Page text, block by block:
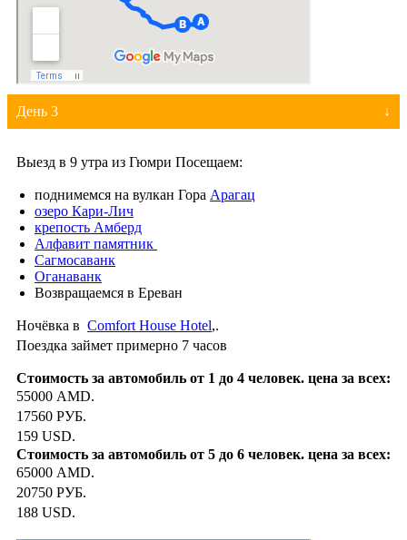
День 3
Выезд в 9 утра из Гюмри Посещаем:
поднимемся на вулкан Гора Арагац
озеро Кари-Лич
крепость Амберд
Алфавит памятник
Сагмосаванк
Оганаванк
Возвращаемся в Ереван
Ночёвка в Comfort House Hotel,.
Поездка займет примерно 7 часов
55000 AMD.
17560 РУБ.
159 USD.
65000 AMD.
20750 РУБ.
188 USD.